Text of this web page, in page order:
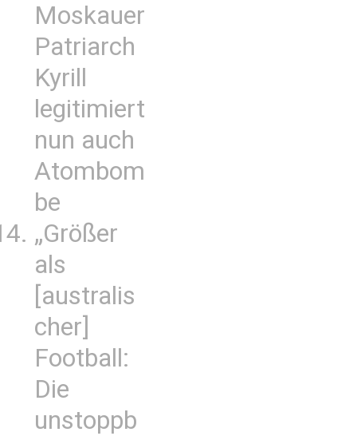
Moskauer
Patriarch
Kyrill
legitimiert
nun auch
Atombom
be
„Größer
als
[australis
cher]
Football:
Die
unstoppb